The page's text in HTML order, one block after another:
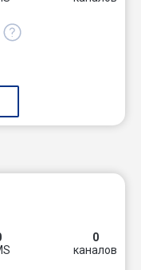
0
каналов